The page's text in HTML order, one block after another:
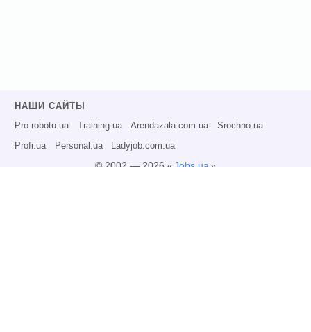
НАШИ САЙТЫ
Pro-robotu.ua Training.ua Arendazala.com.ua Srochno.ua
Profi.ua Personal.ua Ladyjob.com.ua
© 2002 — 2026 « Jobs.ua»